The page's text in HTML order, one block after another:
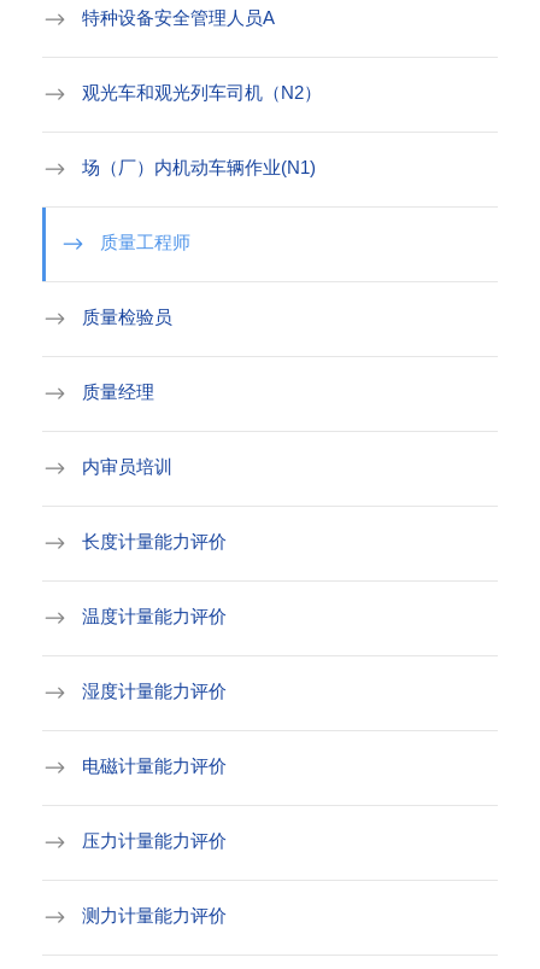
特种设备安全管理人员A
观光车和观光列车司机（N2）
场（厂）内机动车辆作业(N1)
质量工程师
质量检验员
质量经理
内审员培训
长度计量能力评价
温度计量能力评价
湿度计量能力评价
电磁计量能力评价
压力计量能力评价
测力计量能力评价